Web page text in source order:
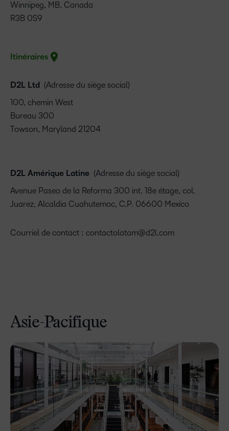
Winnipeg, MB, Canada
R3B 0S9
Itinéraires
D2L Ltd (Adresse du siège social)
100, chemin West
Bureau 300
Towson, Maryland 21204
D2L Amérique Latine (Adresse du siège social)
Avenue Paseo de la Reforma 300 int. 18e étage, col.
Juarez, Alcaldia Cuahutemoc, C.P. 06600 Mexico
Courriel de contact : contactolatam@d2l.com
Asie-Pacifique